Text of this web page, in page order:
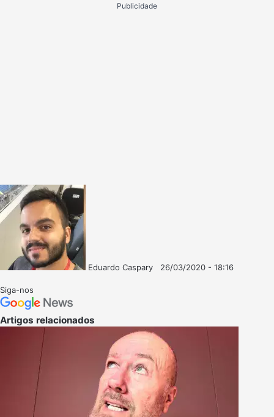
Publicidade
Eduardo Caspary
26/03/2020 - 18:16
Siga-nos
Artigos relacionados